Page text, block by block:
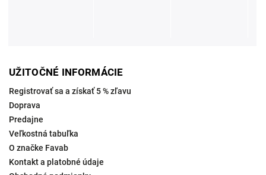
UŽITOČNÉ INFORMÁCIE
Registrovať sa a získať 5 % zľavu
Doprava
Predajne
Veľkostná tabuľka
O značke Favab
Kontakt a platobné údaje